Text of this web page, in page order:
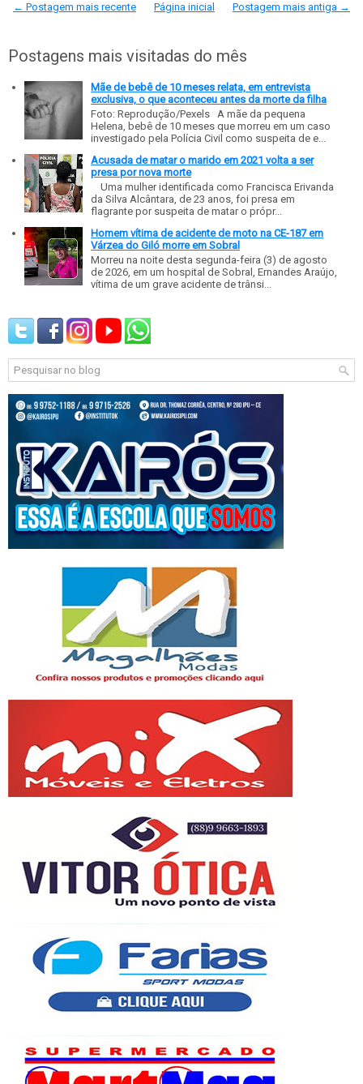
← Postagem mais recente Postagem mais antiga →
Página inicial
Postagens mais visitadas do mês
Mãe de bebê de 10 meses relata, em entrevista
exclusiva, o que aconteceu antes da morte da filha
Foto: Reprodução/Pexels A mãe da pequena
Helena, bebê de 10 meses que morreu em um caso
investigado pela Polícia Civil como suspeita de e...
Acusada de matar o marido em 2021 volta a ser
presa por nova morte
Uma mulher identificada como Francisca Erivanda
da Silva Alcântara, de 23 anos, foi presa em
flagrante por suspeita de matar o própr...
Homem vítima de acidente de moto na CE-187 em
Várzea do Giló morre em Sobral
Morreu na noite desta segunda-feira (3) de agosto
de 2026, em um hospital de Sobral, Ernandes Araújo,
vítima de um grave acidente de trânsi...